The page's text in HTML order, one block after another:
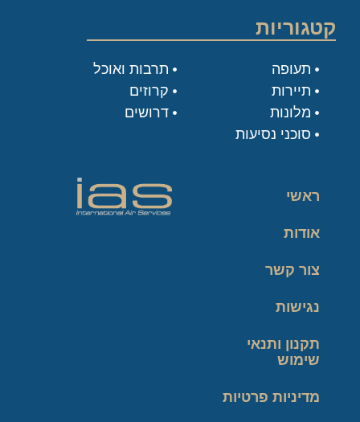
קטגוריות
תעופה
תיירות
מלונות
סוכני נסיעות
תרבות ואוכל
קרוזים
דרושים
ראשי
אודות
צור קשר
נגישות
תקנון ותנאי
שימוש
מדיניות פרטיות